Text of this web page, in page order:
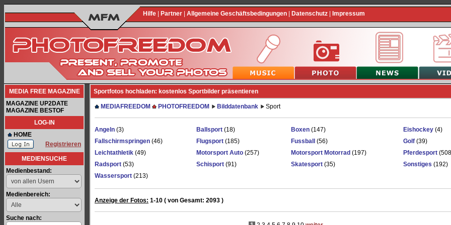
Hilfe Partner Allgemeine Geschäftsbedingungen Datenschutz Impressum
MEDIA FREE MAGAZINE
MAGAZINE UP2DATE
MAGAZINE BESTOF
LOG-IN
HOME
Registrieren
MEDIENSUCHE
Medienbestand:
Medienbereich:
Suche nach:
Sportfotos hochladen: kostenlos Sportbilder präsentieren
MEDIAFREEDOM PHOTOFREEDOM Bilddatenbank Sport
Angeln (3) Ballsport (18) Boxen (147) Eishockey (4)
Fallschirmspringen (46) Flugsport (185) Fussball (56) Golf (39)
Leichtathletik (49) Motorsport Auto (257) Motorsport Motorrad (197) Pferdesport
Radsport (53) Schisport (91) Skatesport (35) Sonstiges (192)
Wassersport (213)
Anzeige der Fotos: 1-10 ( von Gesamt: 2093 )